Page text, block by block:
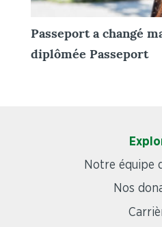
Passeport a changé
diplômée Passeport
Notre équipe
Nos